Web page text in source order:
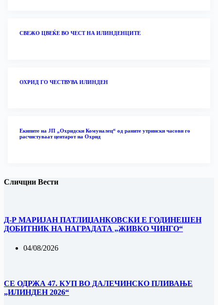
‎СВЕЖО ЦВЕЌЕ ВО ЧЕСТ НА ИЛИНДЕНЦИТЕ
ОХРИД ГО ЧЕСТВУВА ИЛИНДЕН
Екипите на ЈП „Охридски Комуналец“ од раните утрински часови го
расчистуваат центарот на Охрид
Сличцни Вести
Д-Р МАРИЈАН ПАТЛИЏАНКОВСКИ Е ГОДИНЕШЕН
ДОБИТНИК НА НАГРАДАТА „ЖИВКО ЧИНГО“
04/08/2026
СЕ ОДРЖА 47. КУП ВО ДАЛЕЧИНСКО ПЛИВАЊЕ
„ИЛИНДЕН 2026“